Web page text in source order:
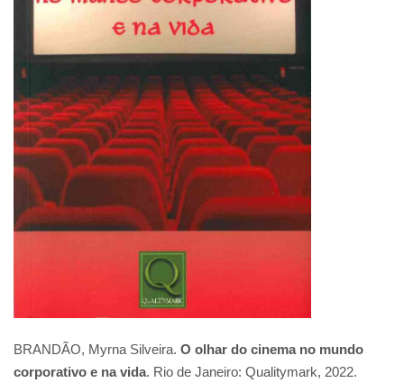
BRANDÃO, Myrna Silveira. O olhar do cinema no mundo
corporativo e na vida. Rio de Janeiro: Qualitymark, 2022.